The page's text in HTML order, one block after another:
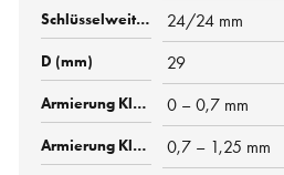
24/24 mm
29
0 – 0,7 mm
0,7 – 1,25 mm